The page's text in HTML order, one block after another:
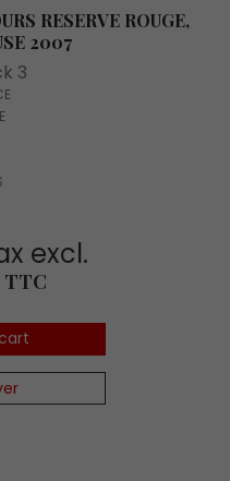
RESERVE ROUGE,
2007
3
excl.
TTC